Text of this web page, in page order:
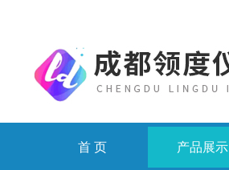
首 页 产品展示